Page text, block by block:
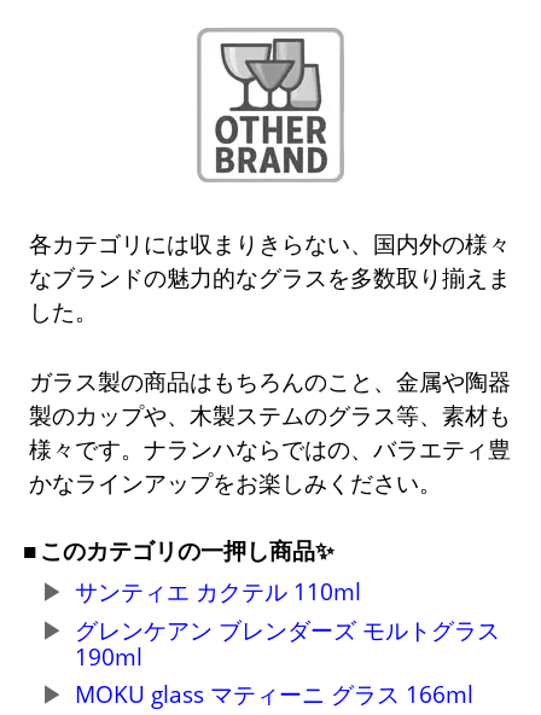
各カテゴリには収まりきらない、国内外の様々
なブランドの魅力的なグラスを多数取り揃えま
した。
ガラス製の商品はもちろんのこと、金属や陶器
製のカップや、木製ステムのグラス等、素材も
様々です。ナランハならではの、バラエティ豊
かなラインアップをお楽しみください。
このカテゴリの一押し商品✨
サンティエ カクテル 110ml
グレンケアン ブレンダーズ モルトグラス
190ml
MOKU glass マティーニ グラス 166ml